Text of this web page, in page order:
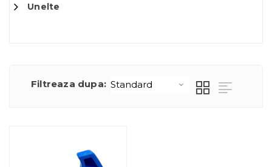
Unelte
Filtreaza dupa: